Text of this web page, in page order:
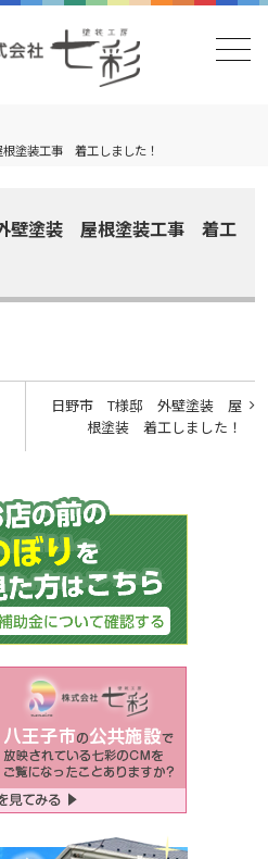
メニュー
装工事 着工しました！
塗装 屋根塗装工事 着工
日野市 T様邸 外壁塗装 屋
根塗装 着工しました！